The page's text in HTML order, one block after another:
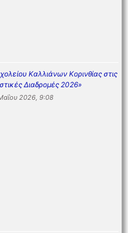
Καλλιάνων Κορινθίας στις
Διαδρομές 2026»
2026, 9:08